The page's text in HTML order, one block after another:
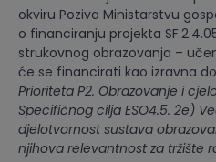
okviru Poziva Ministarstvu
o financiranju projekta
strukovnog obrazovanja –
će se financirati kao izravna
Prioriteta P2. Obrazovanje i
Specifičnog cilja ESO4.5. 2e)
djelotvornost sustava
njihova relevantnost za tržište